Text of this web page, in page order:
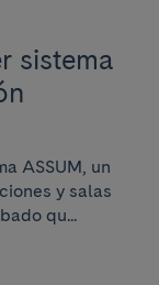
sistema
ASSUM, un
y salas
qu...